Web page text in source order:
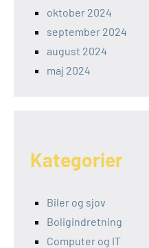
oktober 2024
september 2024
august 2024
maj 2024
Kategorier
Biler og sjov
Boligindretning
Computer og IT